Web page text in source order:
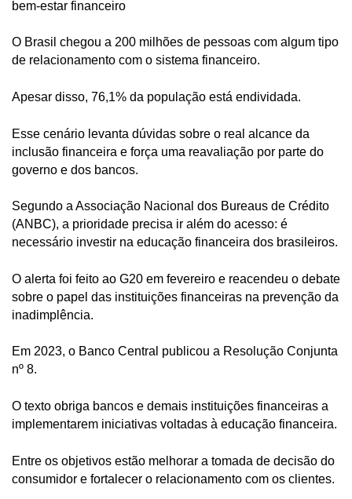
bem-estar financeiro
O Brasil chegou a 200 milhões de pessoas com algum tipo
de relacionamento com o sistema financeiro.
Apesar disso, 76,1% da população está endividada.
Esse cenário levanta dúvidas sobre o real alcance da
inclusão financeira e força uma reavaliação por parte do
governo e dos bancos.
Segundo a Associação Nacional dos Bureaus de Crédito
(ANBC), a prioridade precisa ir além do acesso: é
necessário investir na educação financeira dos brasileiros.
O alerta foi feito ao G20 em fevereiro e reacendeu o debate
sobre o papel das instituições financeiras na prevenção da
inadimplência.
Em 2023, o Banco Central publicou a Resolução Conjunta
nº 8.
O texto obriga bancos e demais instituições financeiras a
implementarem iniciativas voltadas à educação financeira.
Entre os objetivos estão melhorar a tomada de decisão do
consumidor e fortalecer o relacionamento com os clientes.